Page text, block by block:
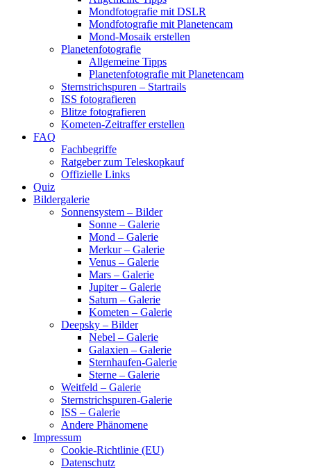
Mondfotografie mit DSLR
Mondfotografie mit Planetencam
Mond-Mosaik erstellen
Planetenfotografie
Allgemeine Tipps
Planetenfotografie mit Planetencam
Sternstrichspuren – Startrails
ISS fotografieren
Blitze fotografieren
Kometen-Zeitraffer erstellen
FAQ
Fachbegriffe
Ratgeber zum Teleskopkauf
Offizielle Links
Quiz
Bildergalerie
Sonnensystem – Bilder
Sonne – Galerie
Mond – Galerie
Merkur – Galerie
Venus – Galerie
Mars – Galerie
Jupiter – Galerie
Saturn – Galerie
Kometen – Galerie
Deepsky – Bilder
Nebel – Galerie
Galaxien – Galerie
Sternhaufen-Galerie
Sterne – Galerie
Weitfeld – Galerie
Sternstrichspuren-Galerie
ISS – Galerie
Andere Phänomene
Impressum
Cookie-Richtlinie (EU)
Datenschutz